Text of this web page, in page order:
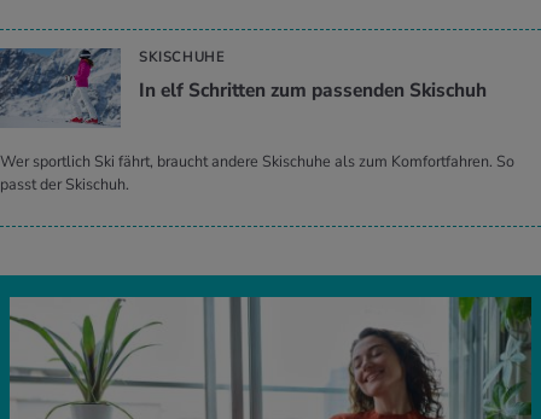
SKISCHUHE
In elf Schrit­ten zum pas­sen­den Ski­schuh
Wer sportlich Ski fährt, braucht andere Skischuhe als zum Komfortfahren. So
passt der Skischuh.